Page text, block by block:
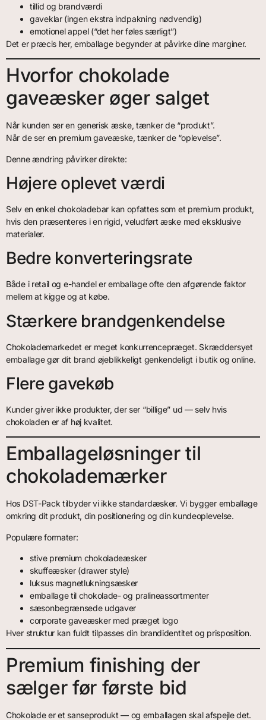
tillid og brandværdi
gaveklar (ingen ekstra indpakning nødvendig)
emotionel appel (“det her føles særligt”)
Det er præcis her, emballage begynder at påvirke dine marginer.
Hvorfor chokolade
gaveæsker øger salget
Når kunden ser en generisk æske, tænker de “produkt”.
Når de ser en premium gaveæske, tænker de “oplevelse”.
Denne ændring påvirker direkte:
Højere oplevet værdi
Selv en enkel chokoladebar kan opfattes som et premium produkt,
hvis den præsenteres i en rigid, veludført æske med eksklusive
materialer.
Bedre konverteringsrate
Både i retail og e-handel er emballage ofte den afgørende faktor
mellem at kigge og at købe.
Stærkere brandgenkendelse
Chokolademarkedet er meget konkurrencepræget. Skræddersyet
emballage gør dit brand øjeblikkeligt genkendeligt i butik og online.
Flere gavekøb
Kunder giver ikke produkter, der ser “billige” ud — selv hvis
chokoladen er af høj kvalitet.
Emballageløsninger til
chokolademærker
Hos DST-Pack tilbyder vi ikke standardæsker. Vi bygger emballage
omkring dit produkt, din positionering og din kundeoplevelse.
Populære formater:
stive premium chokoladeæsker
skuffeæsker (drawer style)
luksus magnetlukningsæsker
emballage til chokolade- og pralineassortmenter
sæsonbegrænsede udgaver
corporate gaveæsker med præget logo
Hver struktur kan fuldt tilpasses din brandidentitet og prisposition.
Premium finishing der
sælger før første bid
Chokolade er et sanseprodukt — og emballagen skal afspejle det.